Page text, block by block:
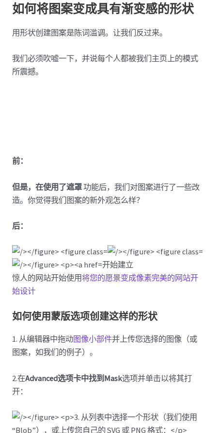
如何将图案变成具有渐变感的形状
用形状创建图案是陈词滥调。让我们反过来。
我们必须吹嘘一下，并说每个人都被我们主页上的模式
所震撼。
前：
但是，在使用了遮罩功能后，我们对图案进行了一些改
造。你觉得我们图案的新外观怎么样？
后：
开始建立
惊人的网站开始使用将您的愿景变成像素完美的网站开
始设计
如何使用蒙版选项创建这样的形状
1. 从编辑器中拖动图像小部件并上传您选择的图像（或
图案，如我们的例子）。
2.在Advanced选项卡中找到 Mask选项并单击以将其打
开：